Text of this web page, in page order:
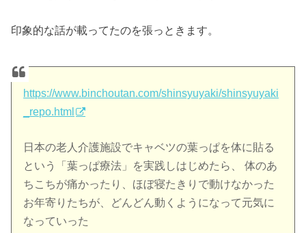
印象的な話が載ってたのを張っときます。
https://www.binchoutan.com/shinsyuyaki/shinsyuyaki
_repo.html
日本の老人介護施設でキャベツの葉っぱを体に貼る
という「葉っぱ療法」を実践しはじめたら、 体のあ
ちこちが痛かったり、ほぼ寝たきりで動けなかった
お年寄りたちが、どんどん動くようになって元気に
なっていった